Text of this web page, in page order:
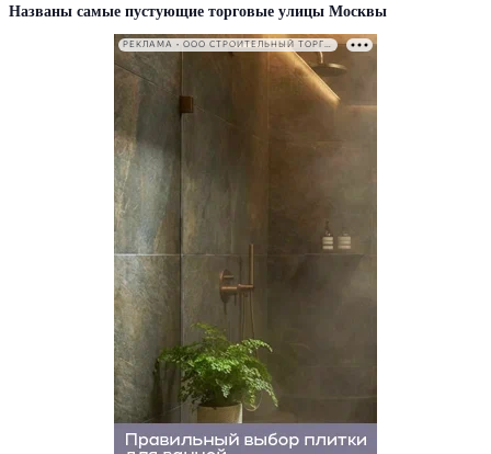
Дело убитых в Таиланде россиян прекратило череду убийств